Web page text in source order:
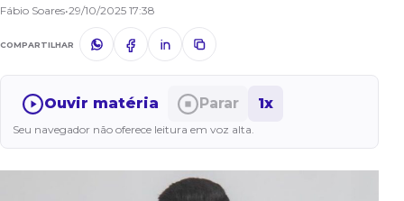
Fábio Soares•29/10/2025 17:38
COMPARTILHAR
Ouvir matéria Parar 1x
Seu navegador não oferece leitura em voz alta.